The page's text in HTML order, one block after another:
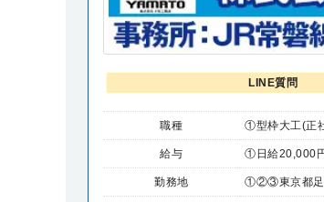
LINE質問
職種 ①型枠大工(正
給与 ①日給20,000
勤務地 ①②③東京都足